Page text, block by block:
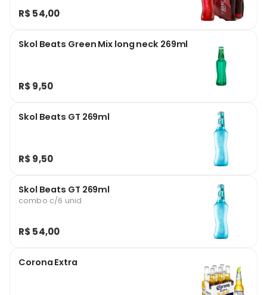
R$ 54,00
Skol Beats Green Mix long neck 269ml
R$ 9,50
Skol Beats GT 269ml
R$ 9,50
Skol Beats GT 269ml
combo c/6 unid
R$ 54,00
Corona Extra